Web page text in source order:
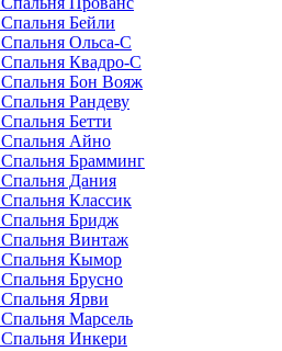
Спальня Бейли
Спальня Ольса-С
Спальня Квадро-С
Спальня Бон Вояж
Спальня Рандеву
Спальня Бетти
Спальня Айно
Спальня Брамминг
Спальня Дания
Спальня Классик
Спальня Бридж
Спальня Винтаж
Спальня Кымор
Спальня Брусно
Спальня Ярви
Спальня Марсель
Спальня Инкери